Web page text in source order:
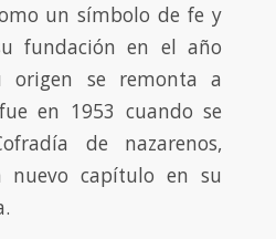
un símbolo de fe y
fundación en el año
origen se remonta a
en 1953 cuando se
de nazarenos,
nuevo capítulo en su